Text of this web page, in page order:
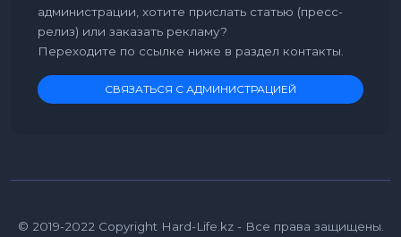
администрации, хотите прислать статью (пресс-
релиз) или заказать рекламу?
Переходите по ссылке ниже в раздел контакты.
СВЯЗАТЬСЯ С АДМИНИСТРАЦИЕЙ
© 2019-2022 Copyright Hard-Life.kz - Все права защищены.